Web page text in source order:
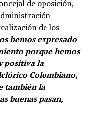
de oposición,
de los
hemos expresado
porque hemos
positiva la
Colombiano,
también la
buenas pasan,